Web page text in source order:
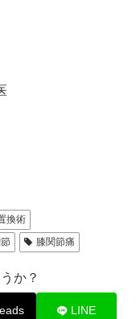
換術
膝関節痛
か？
LINE